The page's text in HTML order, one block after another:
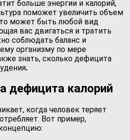
больше энергии и калорий,
поможет увеличить объем
может быть любой вид
вас двигаться и тратить
соблюдать баланс и
организму по мере
знать, сколько дефицита
.
дефицита калорий
когда человек теряет
Вот пример,